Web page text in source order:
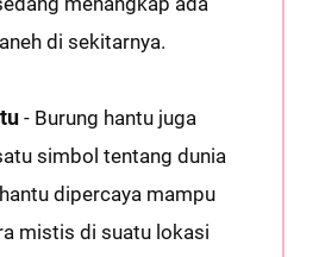
di sekitarnya.
- Burung hantu juga
simbol tentang dunia
dipercaya mampu
mistis di suatu lokasi